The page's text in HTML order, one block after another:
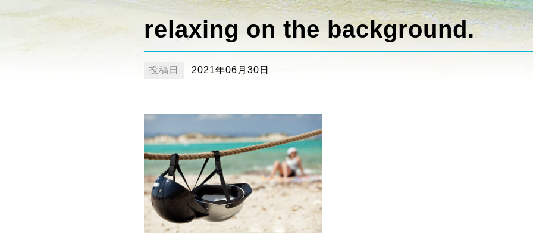
relaxing on the background.
投稿日 2021年06月30日